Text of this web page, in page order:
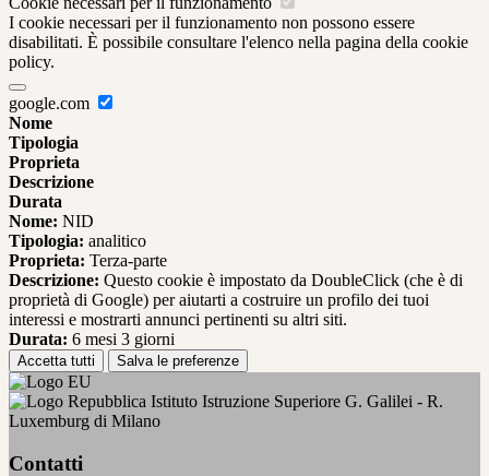
I cookie necessari per il funzionamento non possono essere
disabilitati. È possibile consultare l'elenco nella pagina della cookie
policy.
google.com
Nome
Tipologia
Proprieta
Descrizione
Durata
Nome: NID
Tipologia: analitico
Proprieta: Terza-parte
Descrizione: Questo cookie è impostato da DoubleClick (che è di
proprietà di Google) per aiutarti a costruire un profilo dei tuoi
interessi e mostrarti annunci pertinenti su altri siti.
Durata: 6 mesi 3 giorni
Accetta tutti Salva le preferenze
Istituto Istruzione Superiore G. Galilei - R.
Luxemburg di Milano
Contatti